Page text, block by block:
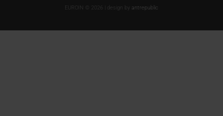
EUROIN © 2026 | design by antrepublic